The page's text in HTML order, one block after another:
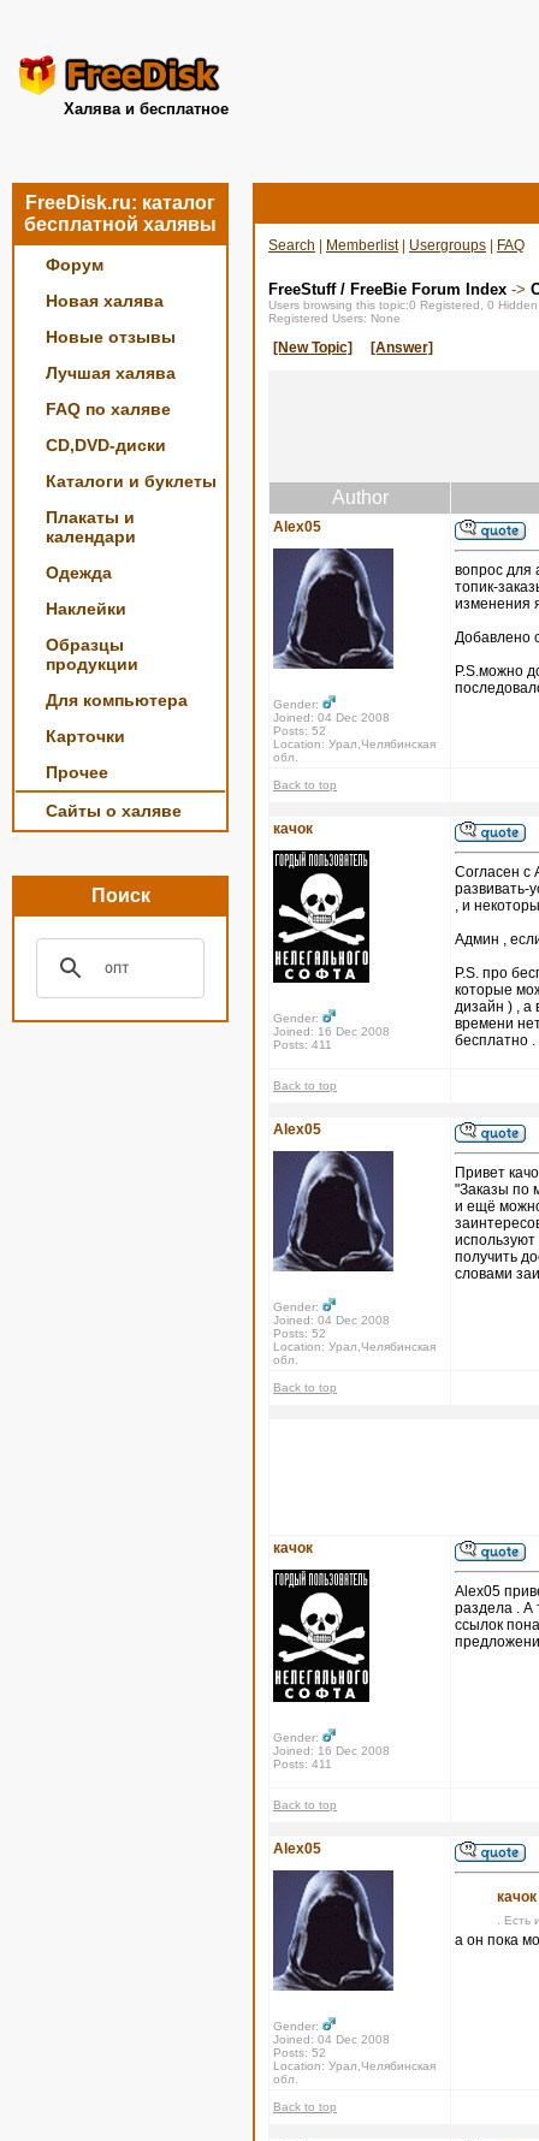
Халява и бесплатное
FreeDisk.ru: каталог
бесплатной халявы
Форум
Новая халява
Новые отзывы
Лучшая халява
FAQ по халяве
CD,DVD-диски
Каталоги и буклеты
Плакаты и
календари
Одежда
Наклейки
Образцы
продукции
Для компьютера
Карточки
Прочее
Сайты о халяве
Поиск
Search Memberlist| Usergroups FAQ
FreeStuff / FreeBie Forum Index ->
Users browsing this topic:0 Registered, 0
Registered Users: None
[New Topic] [Answer]
Author
Alex05
Gender:
Joined: 04 Dec 2008
Posts: 52
Location: Урал,Челябинская
обл.
вопрос для
топик-
изменения
Добавлено
P.S.можно
Back to top
качок
Gender:
Joined: 16 Dec 2008
Posts: 411
Согласен с
развивать-
, и
Админ ,
P.S. про
которые
дизайн ) , а
времени
бесплатно
Back to top
Alex05
Gender:
Joined: 04 Dec 2008
Posts: 52
Location: Урал,Челябинская
обл.
Привет
"Заказы по
и ещё
получить
словами
Back to top
качок
Gender:
Joined: 16 Dec 2008
Posts: 411
Alex05
раздела . А
ссылок
Back to top
Alex05
Gender:
Joined: 04 Dec 2008
Posts: 52
Location: Урал,Челябинская
обл.
.
а он пока
Back to top